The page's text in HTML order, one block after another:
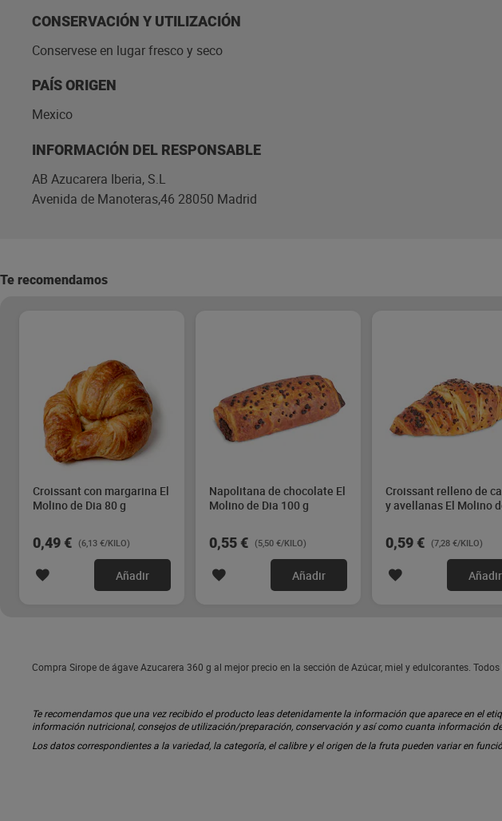
CONSERVACIÓN Y UTILIZACIÓN
Conservese en lugar fresco y seco
PAÍS ORIGEN
Mexico
INFORMACIÓN DEL RESPONSABLE
AB Azucarera Iberia, S.L
Avenida de Manoteras,46 28050 Madrid
Te recomendamos
Croissant con margarina El
Molino de Dia 80 g
0,49 € (6,13 €/KILO)
Añadir
Napolitana de chocolate El
Molino de Dia 100 g
0,55 € (5,50 €/KILO)
Añadir
Croissant relleno de
y avellanas El Molino
0,59 € (7,28 €/KILO)
Añadir
Compra Sirope de ágave Azucarera 360 g al mejor precio en la sección de Azúcar, miel y edulcorantes.
Te recomendamos que una vez recibido el producto leas detenidamente la información que aparece en el
información nutricional, consejos de utilización/preparación, conservación y así como cuanta información
Los datos correspondientes a la variedad, la categoría, el calibre y el origen de la fruta pueden variar en